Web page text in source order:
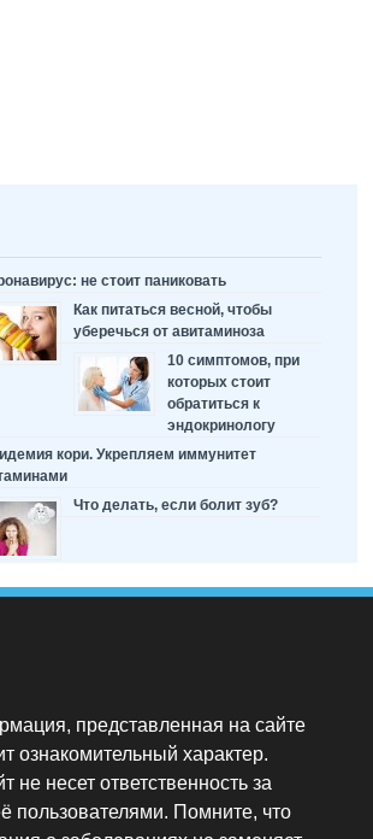
не стоит паниковать
Как питаться весной, чтобы
уберечься от авитаминоза
10 симптомов, при
которых стоит
обратиться к
эндокринологу
кори. Укрепляем иммунитет
Что делать, если болит зуб?
представленная на сайте
ознакомительный характер.
не несет ответственность за
пользователями. Помните, что